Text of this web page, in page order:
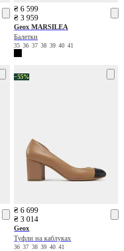
₴ 6 599
₴ 3 959
Geox MARSILEA
Балетки
35363738394041
−55%
₴ 6 699
₴ 3 014
Geox
Туфли на каблуках
363738394041